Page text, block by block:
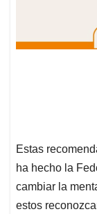
Estas
ha hecho la
cambiar la
estos